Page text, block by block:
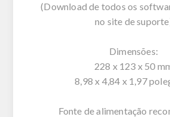
(Download de todos os
no site de
Dimensões:
228 x 123 x 50
8,98 x 4,84 x 1,97
Fonte de alimentação